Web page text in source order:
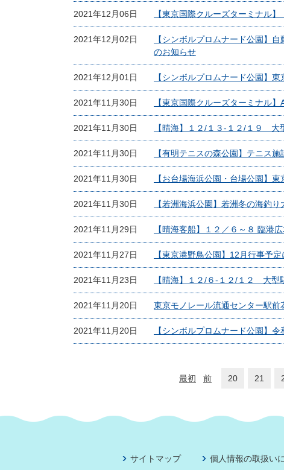
2021年12月06日 【東京国際クルーズターミナル
2021年12月02日
【シンボルプロムナード公園】
のお知らせ
2021年12月01日 【シンボルプロムナード公園】
2021年11月30日 【東京国際クルーズターミナル
2021年11月30日 【晴海】１２/１３-１２/１９ 大
2021年11月30日 【有明テニスの森公園】テニス
2021年11月30日 【お台場海浜公園・台場公園】
2021年11月30日 【若洲海浜公園】若洲冬の海釣
2021年11月29日 【晴海客船】１２／６～８ 臨港
2021年11月27日 【東京港野鳥公園】12月行事予
2021年11月23日 【晴海】１２/６-１２/１２ 大型
2021年11月20日 東京モノレール流通センター駅
2021年11月20日 【シンボルプロムナード公園】
最初 前 20 21
サイトマップ 個人情報の取扱い